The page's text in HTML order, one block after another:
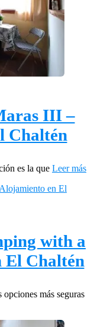
III –
Chaltén
es la que Leer más
with a
El Chaltén
más seguras